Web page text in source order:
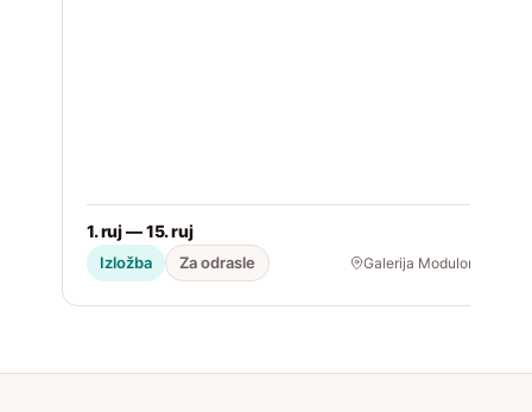
1. ruj — 15. ruj
Izložba Za odrasle Galerija Modulor